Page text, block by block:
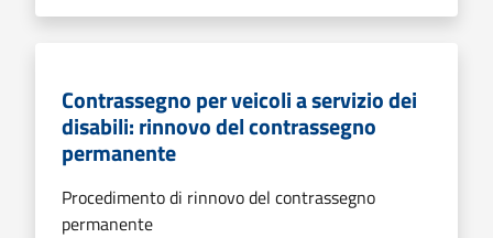
Contrassegno per veicoli a servizio dei
disabili: rinnovo del contrassegno
permanente
Procedimento di rinnovo del contrassegno
permanente